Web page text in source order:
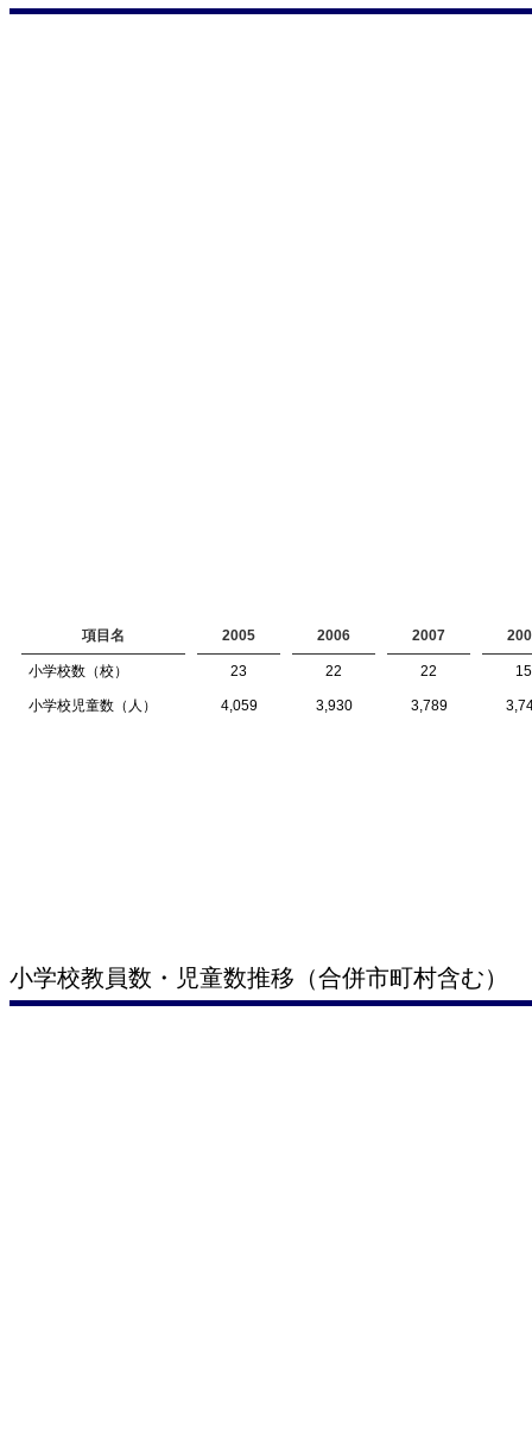
項目名 2005 2006 2007
小学校数（校） 23 22 22 15
小学校児童数（人） 4,059 3,930 3,789
小学校教員数・児童数推移（合併市町村含む）